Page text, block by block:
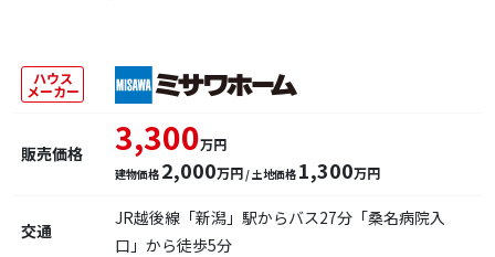
ハウス
メーカー
販売価格 3,300万円
建物価格 2,000万円 / 土地価格 1,300万円
交通
JR越後線「新潟」駅からバス27分「桑名病院入
口」から徒歩5分